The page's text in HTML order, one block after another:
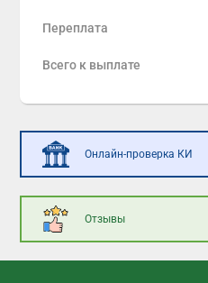
Переплата
Всего к выплате
Онлайн-проверка КИ
Отзывы